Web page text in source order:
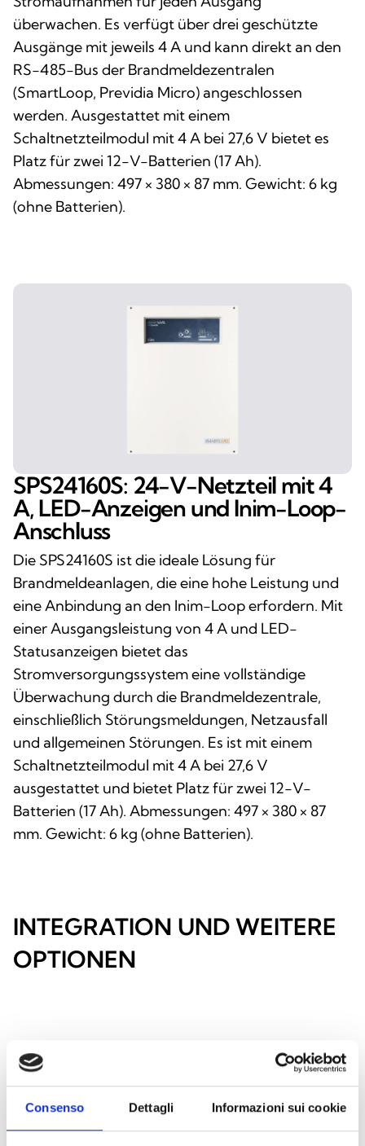
Consenso Dettagli Informazioni sui cookie
überwachen. Es verfügt über drei geschützte
Ausgänge mit jeweils 4 A und kann direkt an den
RS-485-Bus der Brandmeldezentralen
(SmartLoop, Previdia Micro) angeschlossen
werden. Ausgestattet mit einem
Schaltnetzteilmodul mit 4 A bei 27,6 V bietet es
Platz für zwei 12-V-Batterien (17 Ah).
Abmessungen: 497 × 380 × 87 mm. Gewicht: 6 kg
(ohne Batterien).
SPS24160S: 24-V-Netzteil mit 4
A, LED-Anzeigen und Inim-Loop-
Anschluss
Die SPS24160S ist die ideale Lösung für
Brandmeldeanlagen, die eine hohe Leistung und
eine Anbindung an den Inim-Loop erfordern. Mit
einer Ausgangsleistung von 4 A und LED-
Statusanzeigen bietet das
Stromversorgungssystem eine vollständige
Überwachung durch die Brandmeldezentrale,
einschließlich Störungsmeldungen, Netzausfall
und allgemeinen Störungen. Es ist mit einem
Schaltnetzteilmodul mit 4 A bei 27,6 V
ausgestattet und bietet Platz für zwei 12-V-
Batterien (17 Ah). Abmessungen: 497 × 380 × 87
mm. Gewicht: 6 kg (ohne Batterien).
INTEGRATION UND WEITERE
OPTIONEN